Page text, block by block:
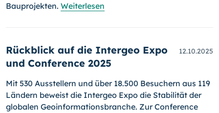
Bauprojekten. Weiterlesen
Rückblick auf die Intergeo Expo
und Conference 2025
12.10.2025
Mit 530 Ausstellern und über 18.500 Besuchern aus 119
Ländern beweist die Intergeo Expo die Stabilität der
globalen Geoinformationsbranche. Zur Conference